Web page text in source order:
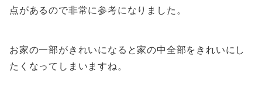
点があるので非常に参考になりました。
お家の一部がきれいになると家の中全部をきれいにし
たくなってしまいますね。